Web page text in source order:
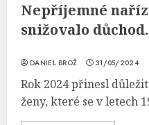
Nepříjemné
snižovalo
DANIEL BROŽ 31/05/2024
Rok 2024 přinesl
ženy, které se v letech